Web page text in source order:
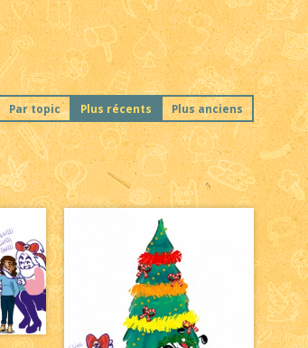
Plus anciens
Plus récents
Par topic